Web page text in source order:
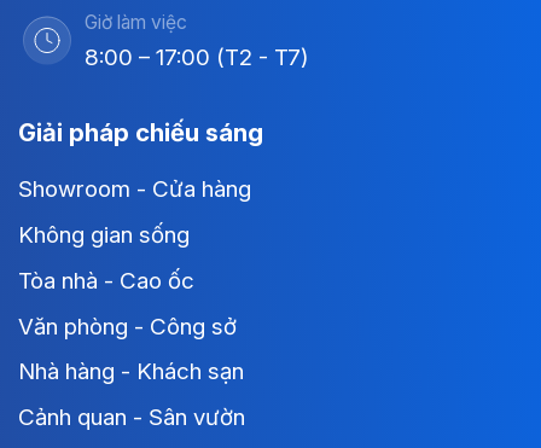
Giờ làm việc
8:00 – 17:00 (T2 - T7)
Giải pháp chiếu sáng
Showroom - Cửa hàng
Không gian sống
Tòa nhà - Cao ốc
Văn phòng - Công sở
Nhà hàng - Khách sạn
Cảnh quan - Sân vườn